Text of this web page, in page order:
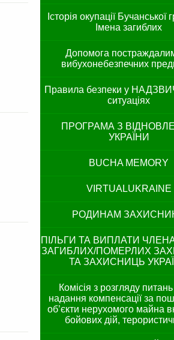
Історія окупації Бучанської
Імена загиблих
Допомога
вибухонебезпечних
Правила безпеки у
ситуаціях
ПРОГРАМА З
УКРАЇНИ
BUCHA MEMORY
VIRTUALUKRAINE
РОДИНАМ
ПІЛЬГИ ТА ВИПЛАТИ
ЗАГИБЛИХ/ПОМЕРЛИХ
ТА ЗАХИСНИЦЬ
Комісія з розгляду
надання компенсації за
об’єкти нерухомого майна
бойових дій,